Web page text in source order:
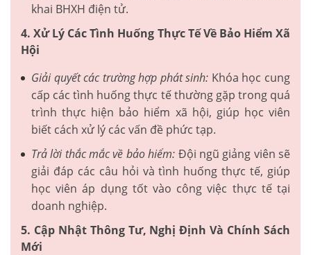
khai BHXH điện tử.
4. Xử Lý Các Tình Huống Thực Tế Về Bảo Hiểm Xã
Hội
Giải quyết các trường hợp phát sinh: Khóa học cung
cấp các tình huống thực tế thường gặp trong quá
trình thực hiện bảo hiểm xã hội, giúp học viên
biết cách xử lý các vấn đề phức tạp.
Trả lời thắc mắc về bảo hiểm: Đội ngũ giảng viên sẽ
giải đáp các câu hỏi và tình huống thực tế, giúp
học viên áp dụng tốt vào công việc thực tế tại
doanh nghiệp.
5. Cập Nhật Thông Tư, Nghị Định Và Chính Sách
Mới